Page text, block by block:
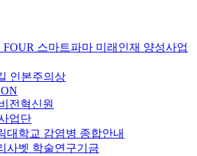
FOUR 스마트파마 미래인재 양성사업
인본주의상
전혁신원
업단
대학교 감염병 종합안내
사벳 학술연구기금